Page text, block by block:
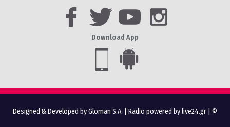
Download App
Designed & Developed by Gloman S.A. Radio powered by live24.gr | ©